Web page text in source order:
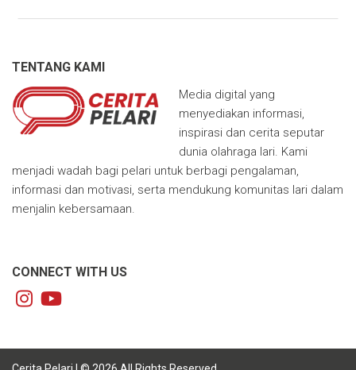
TENTANG KAMI
Media digital yang
menyediakan informasi,
inspirasi dan cerita seputar
dunia olahraga lari. Kami
menjadi wadah bagi pelari untuk berbagi pengalaman,
informasi dan motivasi, serta mendukung komunitas lari dalam
menjalin kebersamaan.
CONNECT WITH US